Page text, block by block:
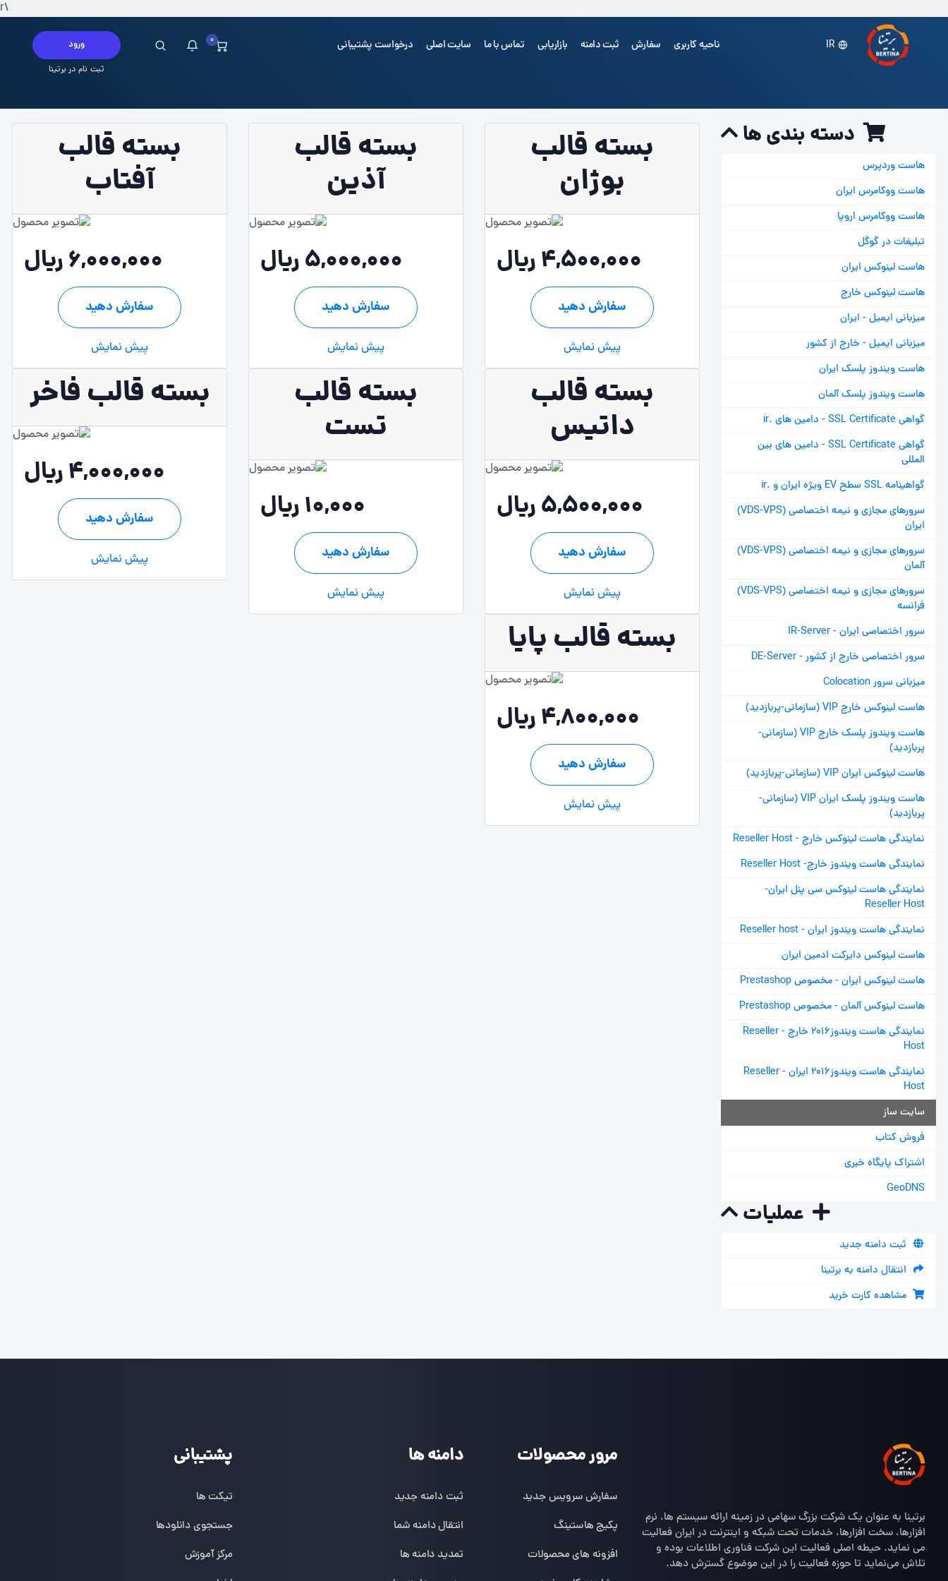
\r
IR ناحیه کاربری سفارش ثبت دامنه بازاریابی تماس با ما سایت اصلی درخواست پشتیبانی 0
شما هیچ پیامی در این لحظه ندارید
ورود
ثبت نام در برتینا
دسته بندی ها
هاست وردپرس
هاست ووکامرس ایران
هاست ووکامرس اروپا
تبلیغات در گوگل
هاست لینوکس ایران
هاست لینوکس خارج
میزبانی ایمیل - ایران
میزبانی ایمیل - خارج از کشور
هاست ویندوز پلسک ایران
هاست ویندوز پلسک آلمان
گواهی SSL Certificate - دامین های .ir
گواهی SSL Certificate - دامین های بین
المللی
گواهینامه SSL سطح EV ویژه ایران و .ir
سرورهای مجازی و نیمه اختصاصی (VDS-VPS)
ایران
سرورهای مجازی و نیمه اختصاصی (VDS-VPS)
آلمان
سرورهای مجازی و نیمه اختصاصی (VDS-VPS)
فرانسه
سرور اختصاصی ایران - IR-Server
سرور اختصاصی خارج از کشور - DE-Server
میزبانی سرور Colocation
هاست لینوکس خارج VIP (سازمانی-پربازدید)
هاست ویندوز پلسک خارج VIP (سازمانی-
پربازدید)
هاست لینوکس ایران VIP (سازمانی-پربازدید)
هاست ویندوز پلسک ایران VIP (سازمانی-
پربازدید)
نمایندگی هاست لینوکس خارج - Reseller Host
نمایندگی هاست ویندوز خارج- Reseller Host
نمایندگی هاست لینوکس سی پنل ایران-
Reseller Host
نمایندگی هاست ویندوز ایران - Reseller host
هاست لینوکس دایرکت ادمین ایران
هاست لینوکس ایران - مخصوص Prestashop
هاست لینوکس آلمان - مخصوص Prestashop
نمایندگی هاست ویندوز2016 خارج - Reseller
Host
نمایندگی هاست ویندوز2016 ایران - Reseller
Host
سایت ساز
فروش کتاب
اشتراک پایگاه خبری
GeoDNS
عملیات
ثبت دامنه جدید
انتقال دامنه به برتینا
مشاهده کارت خرید
بسته قالب
بوژان
4,500,000 ریال
سفارش دهید
پیش نمایش
بسته قالب
آذین
5,000,000 ریال
سفارش دهید
پیش نمایش
بسته قالب
آفتاب
6,000,000 ریال
سفارش دهید
پیش نمایش
بسته قالب
داتیس
5,500,000 ریال
سفارش دهید
پیش نمایش
بسته قالب
تست
10,000 ریال
سفارش دهید
پیش نمایش
بسته قالب فاخر
4,000,000 ریال
سفارش دهید
پیش نمایش
بسته قالب پایا
4,800,000 ریال
سفارش دهید
پیش نمایش
برتینا به عنوان یک شرکت بزرگ سهامی در زمینه ارائه سیستم ها، نرم
افزارها، سخت افزارها، خدمات تحت شبکه و اینترنت در ایران فعالیت
می نماید. حیطه اصلی فعالیت این شرکت فناوری اطلاعات بوده و
تلاش می‌نماید تا حوزه فعالیت را در این موضوع گسترش دهد.
مرور محصولات
سفارش سرویس جدید
پکیج هاستینگ
افزونه های محصولات
دامنه ها
ثبت دامنه جدید
انتقال دامنه شما
تمدید دامنه ها
پشتیبانی
تیکت ها
جستجوی دانلودها
مرکز آموزش